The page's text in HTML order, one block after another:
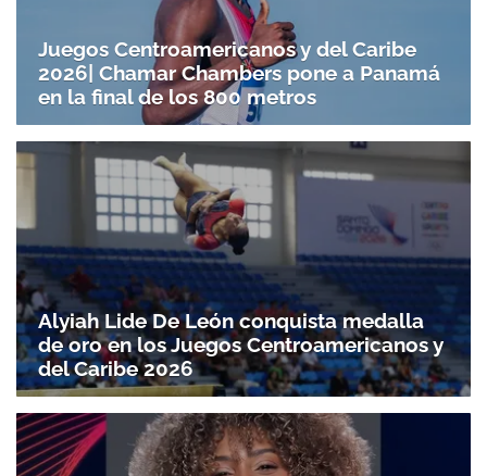
Juegos Centroamericanos y del Caribe
2026| Chamar Chambers pone a Panamá
en la final de los 800 metros
Alyiah Lide De León conquista medalla
de oro en los Juegos Centroamericanos y
del Caribe 2026